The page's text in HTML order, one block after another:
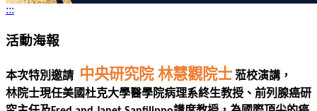
:::
活動海報
本次特別邀請 中央研究院 林慧觀院士 蒞校演講，
林院士現任美國杜克大學醫學院病理系終生教授、前列腺癌研